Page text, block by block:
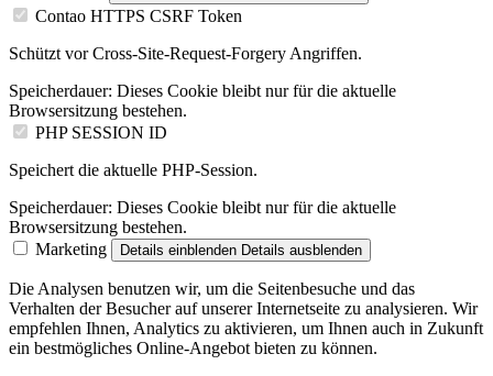
Contao HTTPS CSRF Token
Schützt vor Cross-Site-Request-Forgery Angriffen.
Speicherdauer: Dieses Cookie bleibt nur für die aktuelle
Browsersitzung bestehen.
PHP SESSION ID
Speichert die aktuelle PHP-Session.
Speicherdauer: Dieses Cookie bleibt nur für die aktuelle
Browsersitzung bestehen.
Marketing
Details einblenden Details ausblenden
Die Analysen benutzen wir, um die Seitenbesuche und das
Verhalten der Besucher auf unserer Internetseite zu analysieren. Wir
empfehlen Ihnen, Analytics zu aktivieren, um Ihnen auch in Zukunft
ein bestmögliches Online-Angebot bieten zu können.